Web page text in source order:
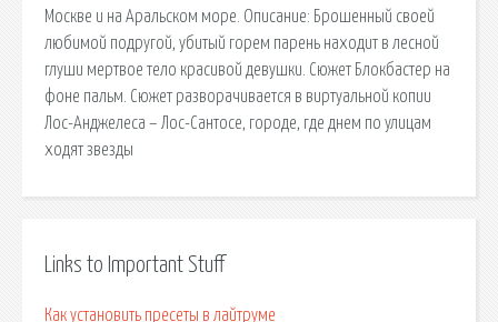
Москве и на Аральском море. Описание: Брошенный своей
любимой подругой, убитый горем парень находит в лесной
глуши мертвое тело красивой девушки. Сюжет Блокбастер на
фоне пальм. Сюжет разворачивается в виртуальной копии
Лос-Анджелеса – Лос-Сантосе, городе, где днем по улицам
ходят звезды
Links to Important Stuff
Как установить пресеты в лайтруме